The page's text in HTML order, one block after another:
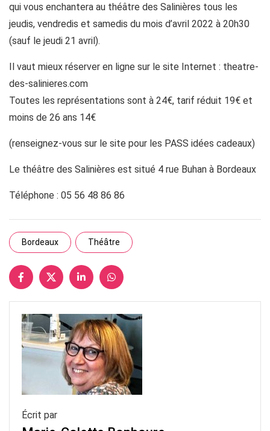
qui vous enchantera au théâtre des Salinières tous les
jeudis, vendredis et samedis du mois d’avril 2022 à 20h30
(sauf le jeudi 21 avril).
Il vaut mieux réserver en ligne sur le site Internet : theatre-
des-salinieres.com
Toutes les représentations sont à 24€, tarif réduit 19€ et
moins de 26 ans 14€
(renseignez-vous sur le site pour les PASS idées cadeaux)
Le théâtre des Salinières est situé 4 rue Buhan à Bordeaux
Téléphone : 05 56 48 86 86
Bordeaux Théâtre
Écrit par